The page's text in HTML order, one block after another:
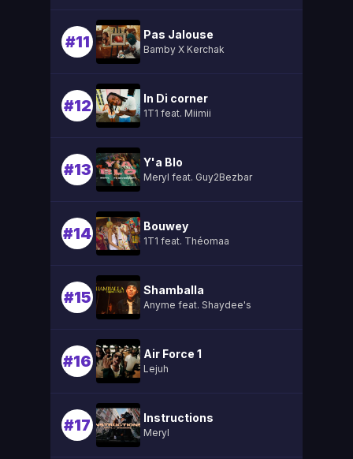
#11 Pas Jalouse
Bamby X Kerchak
#12 In Di corner
1T1 feat. Miimii
#13 Y'a Blo
Meryl feat. Guy2Bezbar
#14 Bouwey
1T1 feat. Théomaa
#15 Shamballa
Anyme feat. Shaydee's
#16 Air Force 1
Lejuh
#17 Instructions
Meryl